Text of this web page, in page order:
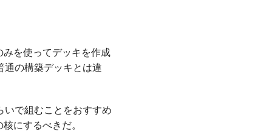
を使ってデッキを作成
の構築デッキとは違
で組むことをおすすめ
にするべきだ。